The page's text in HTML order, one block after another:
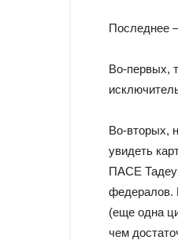
Последнее
Во-первых,
Во-вторых,
увидеть
ПАСЕ
федералов.
(еще одна
чем